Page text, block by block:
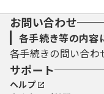
よりこの規約
は、本システ
ません。なお
約に同意され
お問い合わせ
各手続き等の内容
各手続きの問い合わ
サポート
ヘルプ